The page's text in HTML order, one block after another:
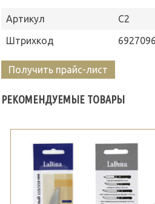
Артикул
С2
Штрихкод
Получить прайс-лист
РЕКОМЕНДУЕМЫЕ ТОВАРЫ